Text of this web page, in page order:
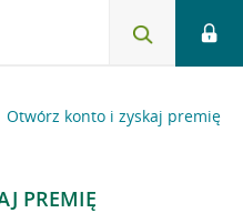
Otwórz konto i zyskaj premię
PREMIĘ